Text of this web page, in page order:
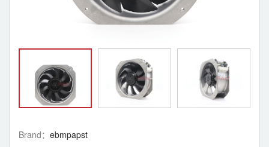
Brand： ebmpapst